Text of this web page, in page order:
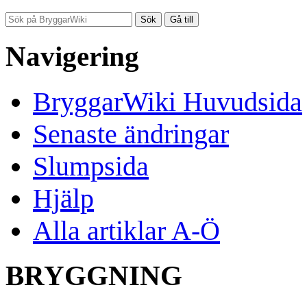
Navigering
BryggarWiki Huvudsida
Senaste ändringar
Slumpsida
Hjälp
Alla artiklar A-Ö
BRYGGNING